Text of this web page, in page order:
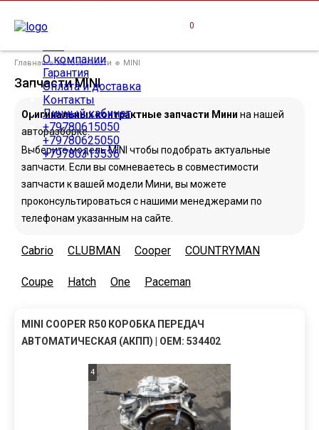
Каталог запчастей
О компании
Гарантия
Оплата и доставка
Контакты
Личный кабинет
+79780615050
+79780625050
+79780313536
0
ОТДЕЛ ПОДБОРА
+7 (978) 061-50-50
Запчасти MINI
Главная Автозапчасти MINI
Оригинальных контрактные запчасти Мини на нашей
авторазборке.
Выберите модель MINI чтобы подобрать актуальные
запчасти. Если вы сомневаетесь в совместимости
запчасти к вашей модели Мини, вы можете
проконсультироваться с нашими менеджерами по
телефонам указанным на сайте.
Cabrio CLUBMAN Cooper COUNTRYMAN
Coupe Hatch One Paceman
MINI COOPER R50 КОРОБКА ПЕРЕДАЧ
АВТОМАТИЧЕСКАЯ (АКПП) | OEM: 534402
4